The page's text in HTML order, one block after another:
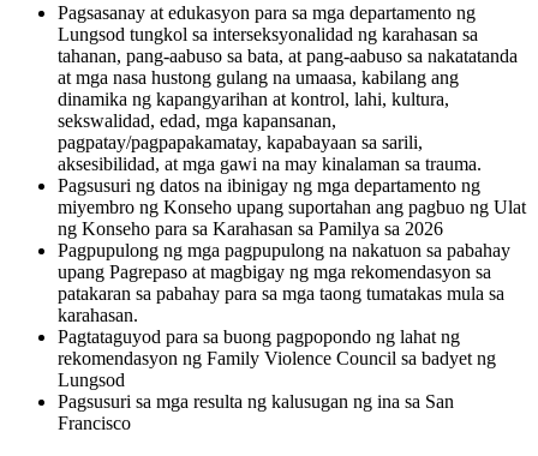
Pagsasanay at edukasyon para sa mga departamento ng
Lungsod tungkol sa interseksyonalidad ng karahasan sa
tahanan, pang-aabuso sa bata, at pang-aabuso sa nakatatanda
at mga nasa hustong gulang na umaasa, kabilang ang
dinamika ng kapangyarihan at kontrol, lahi, kultura,
sekswalidad, edad, mga kapansanan,
pagpatay/pagpapakamatay, kapabayaan sa sarili,
aksesibilidad, at mga gawi na may kinalaman sa trauma.
Pagsusuri ng datos na ibinigay ng mga departamento ng
miyembro ng Konseho upang suportahan ang pagbuo ng Ulat
ng Konseho para sa Karahasan sa Pamilya sa 2026
Pagpupulong ng mga pagpupulong na nakatuon sa pabahay
upang Pagrepaso at magbigay ng mga rekomendasyon sa
patakaran sa pabahay para sa mga taong tumatakas mula sa
karahasan.
Pagtataguyod para sa buong pagpopondo ng lahat ng
rekomendasyon ng Family Violence Council sa badyet ng
Lungsod
Pagsusuri sa mga resulta ng kalusugan ng ina sa San
Francisco